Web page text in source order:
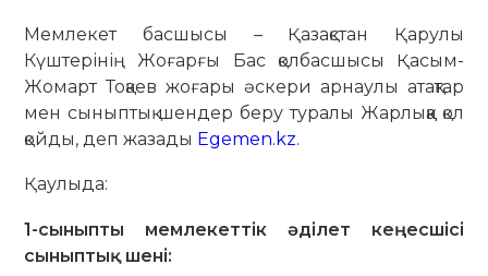
Мемлекет басшысы – Қазақстан Қарулы
Күштерінің Жоғарғы Бас қолбасшысы Қасым-
Жомарт Тоқаев жоғары әскери арнаулы атақтар
мен сыныптық шендер беру туралы Жарлыққа қол
қойды, деп жазады Egemen.kz.
Қаулыда:
1-сыныпты мемлекеттік әділет кеңесшісі
сыныптық шені: